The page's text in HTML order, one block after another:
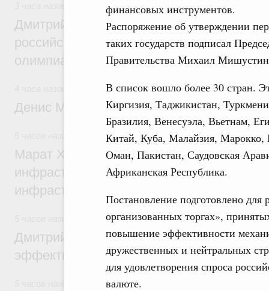
финансовых инструментов.
Распоряжение об утверждении
таких государств подписал
Правительства Михаил
В список вошло более 30 стран.
Киргизия, Таджикистан,
Бразилия, Венесуэла, Вьетнам,
Китай, Куба, Малайзия,
Оман, Пакистан, Саудовская
Африканская Республика.
Постановление подготовлено
организованных торгах»,
повышение эффективности
дружественных и нейтральных
для удовлетворения спроса
валюте.
Отрасль информационных технологий
Дмитрий Чернышенко и Сергей Кравцов
российскую сборную с победой на
олимпиаде по искусственному
Общие вопросы промышленной политики
Денис Мантуров посетил Ярославскую
Бюджеты субъектов Федерации.
Марат Хуснуллин: 15 объектов
инфраструктуры построили и обновили
инфраструктурным кредитам
Развитие сельских территорий
Дмитрий Патрушев: Синхронизация
эффективность поддержки сельских
Экономика городов. Городская среда